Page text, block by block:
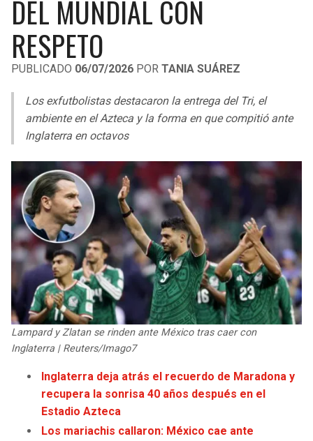
LIGA DE EXPANSIÓN MX
LEAGUES CUP
UEFA EUROPA LEAGUE
UEFA CONFERENCE LEAGUE
MLS
COPA LIBERTADORES
COPA SUDAMERICANA
OTRAS LIGAS
RAIDERS
CHARGERS
RAVENS
BENGALS
BROWNS
STEELERS
TEXANS
COLTS
JAGUARS
COWBOYS
GIANTS
CAVALIERS
PISTONS
PACERS
BUCKS
HAWKS
HORNETS
HEAT
MAGIC
WIZARDS
CLIPPERS
LAKERS
DEL MUNDIAL CON
RESPETO
PUBLICADO 06/07/2026 POR TANIA SUÁREZ
Los exfutbolistas destacaron la entrega del Tri, el
ambiente en el Azteca y la forma en que compitió ante
Inglaterra en octavos
Lampard y Zlatan se rinden ante México tras caer con
Inglaterra | Reuters/Imago7
Inglaterra deja atrás el recuerdo de Maradona y
recupera la sonrisa 40 años después en el
Estadio Azteca
Los mariachis callaron: México cae ante